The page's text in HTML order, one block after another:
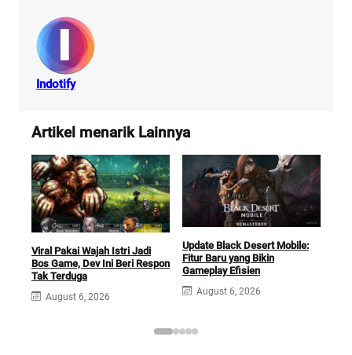
Indotify
Artikel menarik Lainnya
Viral Pakai Wajah Istri Jadi
Bos Game, Dev Ini Beri Respon
Tak Terduga
August 6, 2026
Update Black Desert Mobile:
Fitur Baru yang Bikin
Gameplay Efisien
August 6, 2026